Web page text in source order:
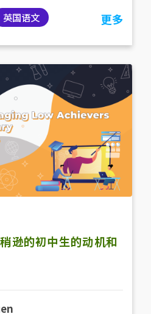
英国语文 更多
逊的初中生的动机和